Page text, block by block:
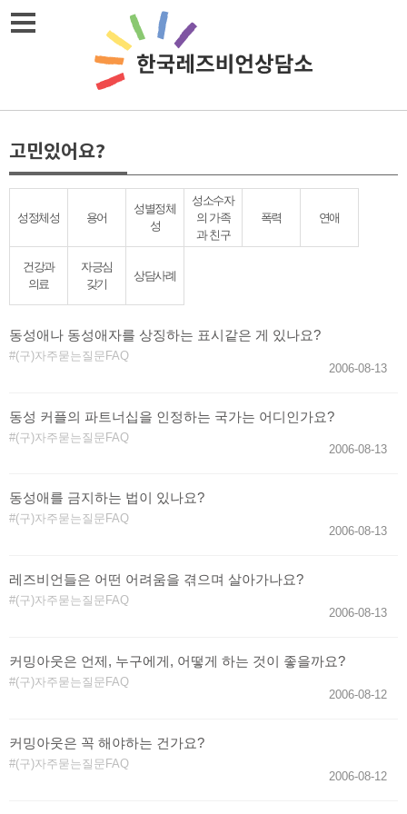
Skip
고민있어요?
성정체성 용어
성별정체
성
성소수자
의 가족
과 친구
폭력 연애
건강과
의료
자긍심
갖기
상담사례
동성애나 동성애자를 상징하는 표시같은 게 있나요?
(구)자주묻는질문FAQ
2006-08-13
동성 커플의 파트너십을 인정하는 국가는 어디인가요?
(구)자주묻는질문FAQ
2006-08-13
동성애를 금지하는 법이 있나요?
(구)자주묻는질문FAQ
2006-08-13
레즈비언들은 어떤 어려움을 겪으며 살아가나요?
(구)자주묻는질문FAQ
2006-08-13
커밍아웃은 언제, 누구에게, 어떻게 하는 것이 좋을까요?
(구)자주묻는질문FAQ
2006-08-12
커밍아웃은 꼭 해야하는 건가요?
(구)자주묻는질문FAQ
2006-08-12